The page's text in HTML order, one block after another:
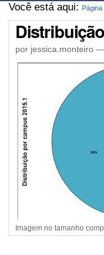
Você está aqui: Página
por jessica.monteiro —
Imagem no tamanho